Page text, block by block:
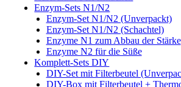
Enzym-Sets N1/N2
Enzym-Set N1/N2 (Unverpackt)
Enzym-Set N1/N2 (Schachtel)
Enzyme N1 zum Abbau der Stärke
Enzyme N2 für die Süße
Komplett-Sets DIY
DIY-Set mit Filterbeutel
DIY-Box mit Filterbeutel +